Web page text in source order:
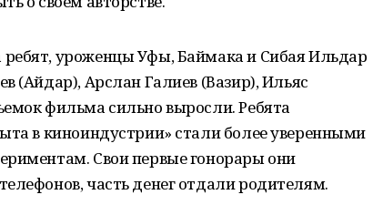
уроженцы Уфы, Баймака и Сибая Ильдар
(Айдар), Арслан Галиев (Вазир), Ильяс
фильма сильно выросли. Ребята
в киноиндустрии» стали более уверенными
Свои первые гонорары они
часть денег отдали родителям.